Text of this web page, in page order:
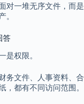
对一堆无序文件，而是
。
答
是权限。
务文件、人事资料、合
，都有不同访问范围。